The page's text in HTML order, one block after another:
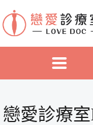
愛診療室